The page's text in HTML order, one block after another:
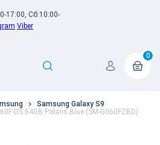
17:00, Сб:10:00-
Viber
0
Samsung Galaxy S9
DS 64GB Polaris Blue (SM-G960FZBD)